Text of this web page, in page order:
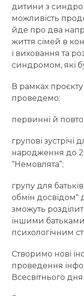
дитини з
можливість
йде про два
життя сімей в
і виховання та
синдромом, які
В рамках
проведемо:
первинні й
групові зустрічі
народження до 2-
“Немовлята”;
групу для
обмін досвідом"
зможуть
іншими
психологічним
Створимо нові
проведення
Всесвітнього